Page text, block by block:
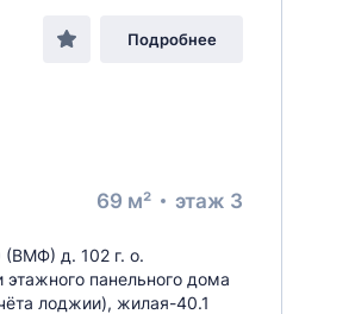
Подробнее
69 м² этаж 3
(ВМФ) д. 102 г. о.
пaнельного дома
лоджии), жилaя-40.1